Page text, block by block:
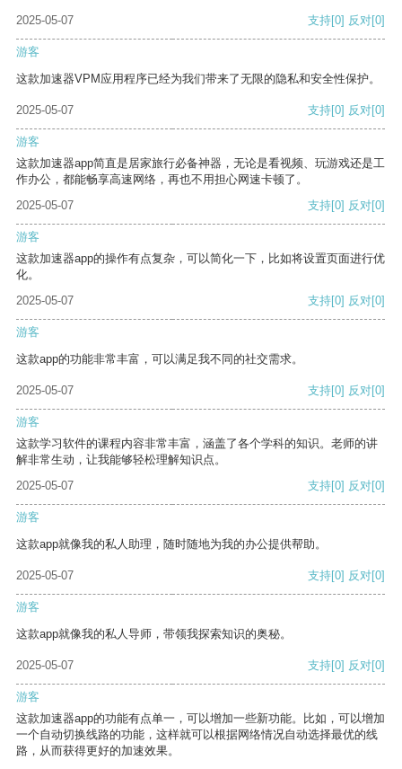
2025-05-07 支持[0] 反对[0]
游客
这款加速器VPM应用程序已经为我们带来了无限的隐私和安全性保护。
2025-05-07 支持[0] 反对[0]
游客
这款加速器app简直是居家旅行必备神器，无论是看视频、玩游戏还是工
作办公，都能畅享高速网络，再也不用担心网速卡顿了。
2025-05-07
支持[0] 反对[0]
游客
这款加速器app的操作有点复杂，可以简化一下，比如将设置页面进行优
化。
2025-05-07
支持[0] 反对[0]
游客
这款app的功能非常丰富，可以满足我不同的社交需求。
2025-05-07 支持[0] 反对[0]
游客
这款学习软件的课程内容非常丰富，涵盖了各个学科的知识。老师的讲
解非常生动，让我能够轻松理解知识点。
2025-05-07
支持[0] 反对[0]
游客
这款app就像我的私人助理，随时随地为我的办公提供帮助。
2025-05-07 支持[0] 反对[0]
游客
这款app就像我的私人导师，带领我探索知识的奥秘。
2025-05-07 支持[0] 反对[0]
游客
这款加速器app的功能有点单一，可以增加一些新功能。比如，可以增加
一个自动切换线路的功能，这样就可以根据网络情况自动选择最优的线
路，从而获得更好的加速效果。